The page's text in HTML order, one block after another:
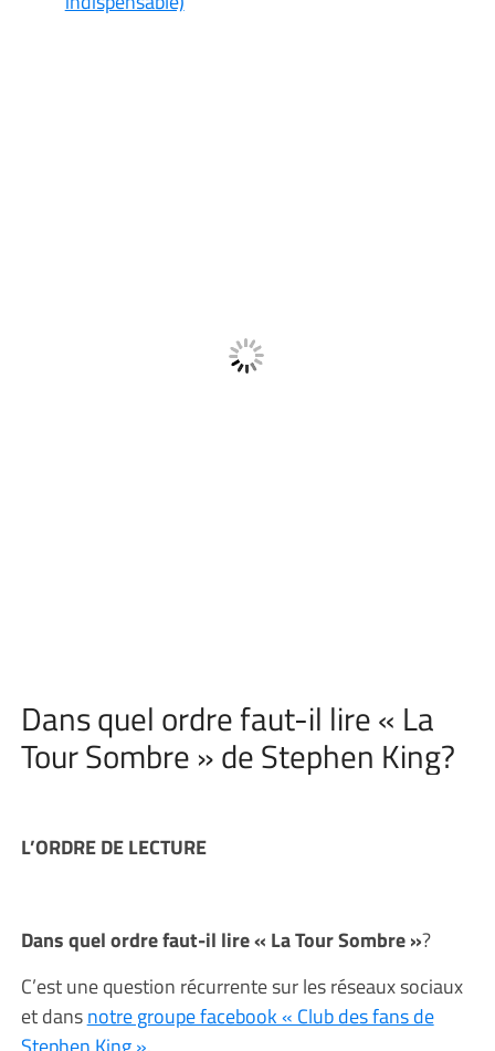
Dans quel ordre faut-il lire « La
Tour Sombre » de Stephen King?
L’ORDRE DE LECTURE
Dans quel ordre faut-il lire « La Tour Sombre »?
C’est une question récurrente sur les réseaux sociaux
et dansnotre groupe facebook « Club des fans de